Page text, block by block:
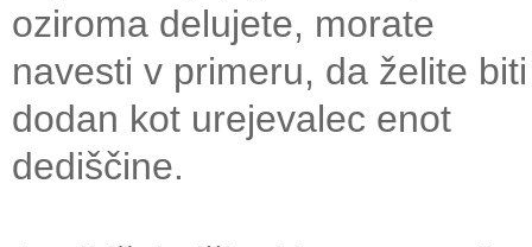
oziroma delujete, morate
navesti v primeru, da želite biti
dodan kot urejevalec enot
dediščine.